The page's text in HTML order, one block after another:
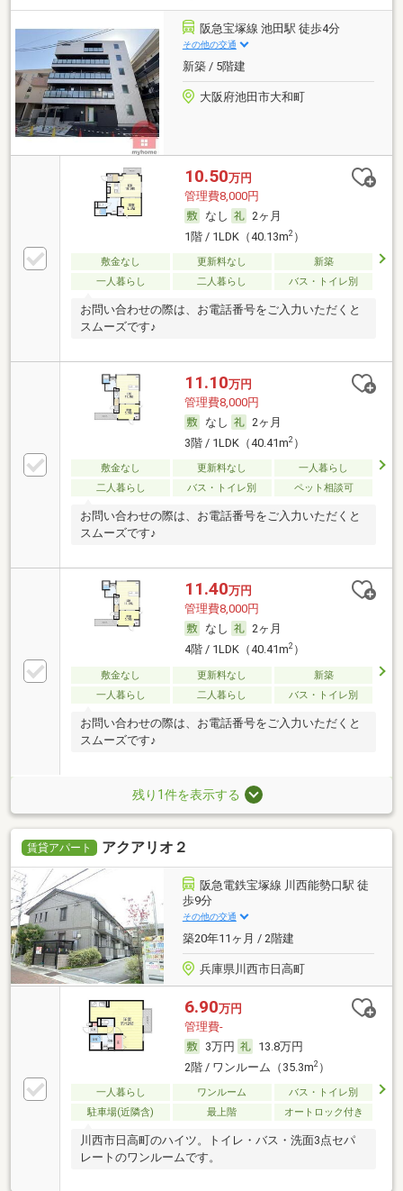
阪急宝塚線 池田駅 徒歩4分
その他の交通
新築 / 5階建
大阪府池田市大和町
10.50万円
管理費8,000円
なし
2ヶ月
1階 / 1LDK（40.13m2）
敷金なし 更新料なし
新築
一人暮らし
二人暮らし バス・トイレ別
お問い合わせの際は、お電話番号をご入力いただくと
スムーズです♪
11.10万円
管理費8,000円
なし
2ヶ月
3階 / 1LDK（40.41m2）
敷金なし 更新料なし
一人暮らし
二人暮らし
バス・トイレ別 ペット相談可
お問い合わせの際は、お電話番号をご入力いただくと
スムーズです♪
11.40万円
管理費8,000円
なし
2ヶ月
4階 / 1LDK（40.41m2）
敷金なし 更新料なし
新築
一人暮らし
二人暮らし バス・トイレ別
お問い合わせの際は、お電話番号をご入力いただくと
スムーズです♪
残り1件を表示する
賃貸アパート アクアリオ２
阪急電鉄宝塚線 川西能勢口駅 徒
歩9分
その他の交通
築20年11ヶ月 / 2階建
兵庫県川西市日高町
6.90万円
管理費-
3万円
13.8万円
2階 / ワンルーム（35.3m2）
一人暮らし ワンルーム
バス・トイレ別
駐車場(近隣含)
最上階 オートロック付き
川西市日高町のハイツ。トイレ・バス・洗面3点セパ
レートのワンルームです。